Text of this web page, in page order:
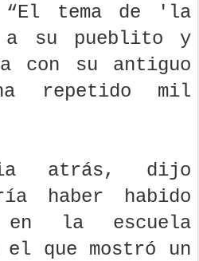
tema de 'la
a su pueblito y
con su antiguo
repetido mil
atrás, dijo
haber habido
en la escuela
el que mostró un